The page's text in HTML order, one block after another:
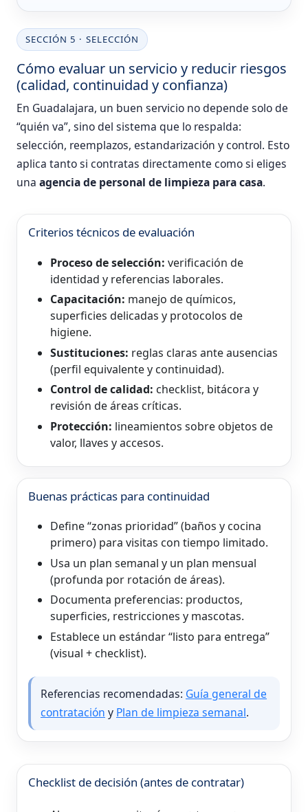
SECCIÓN 5 · SELECCIÓN
Cómo evaluar un servicio y reducir riesgos
(calidad, continuidad y confianza)
En Guadalajara, un buen servicio no depende solo de
“quién va”, sino del sistema que lo respalda:
selección, reemplazos, estandarización y control. Esto
aplica tanto si contratas directamente como si eliges
una agencia de personal de limpieza para casa.
Criterios técnicos de evaluación
Proceso de selección: verificación de
identidad y referencias laborales.
Capacitación: manejo de químicos,
superficies delicadas y protocolos de
higiene.
Sustituciones: reglas claras ante ausencias
(perfil equivalente y continuidad).
Control de calidad: checklist, bitácora y
revisión de áreas críticas.
Protección: lineamientos sobre objetos de
valor, llaves y accesos.
Buenas prácticas para continuidad
Define “zonas prioridad” (baños y cocina
primero) para visitas con tiempo limitado.
Usa un plan semanal y un plan mensual
(profunda por rotación de áreas).
Documenta preferencias: productos,
superficies, restricciones y mascotas.
Establece un estándar “listo para entrega”
(visual + checklist).
Referencias recomendadas: Guía general de
contratación y Plan de limpieza semanal.
Checklist de decisión (antes de contratar)